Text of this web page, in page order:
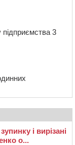
підприємства 3
і вирізані
о...